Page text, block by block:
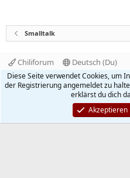
Smalltalk
Chiliforum
Deutsch (Du)
Kontakt
Nutzungsbedingungen
Hilfe und Impressum
Start
R
S
Community platform by XenForo® ©
Quality Add-Ons made withbyWMTech.
Diese Seite verwendet Cookies, um
der Registrierung angemeldet zu
erklärst du dich
Akzeptieren